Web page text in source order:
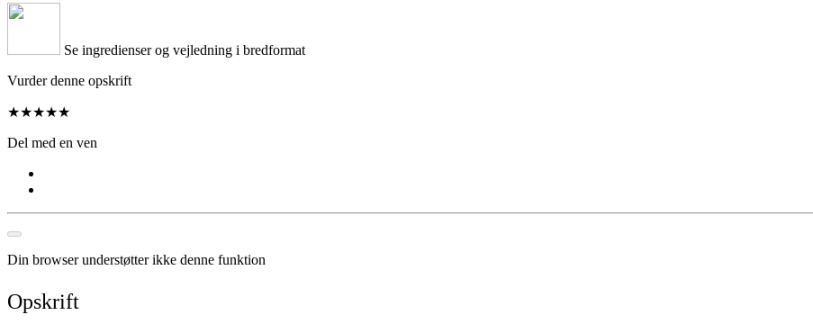
Se ingredienser og vejledning i bredformat
Vurder denne opskrift
★★★★★
Del med en ven
Din browser understøtter ikke denne funktion
Opskrift